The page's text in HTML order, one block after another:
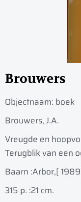
Brouwers
Objectnaam: boek
Brouwers, J.A.
Vreugde en
Terugblik van een
Baarn :Arbor,[
315 p. :21 cm.